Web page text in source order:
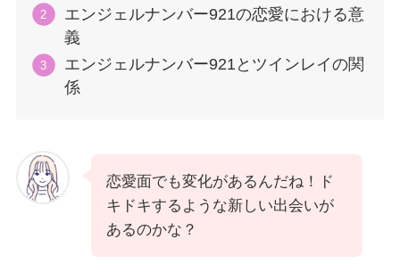
エンジェルナンバー921の恋愛における意
義
エンジェルナンバー921とツインレイの関
係
恋愛面でも変化があるんだね！ド
キドキするような新しい出会いが
あるのかな？